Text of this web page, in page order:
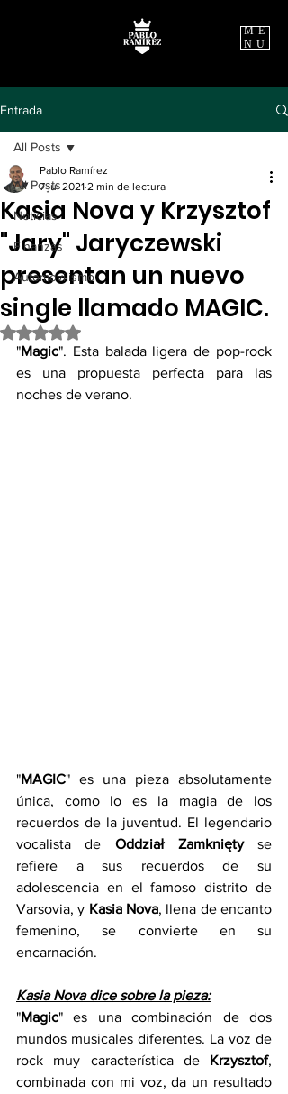
ME
NU
Entrada
All Posts
Noticias
Finanzas
Automovilismo
All Posts
Kasia Nova y Krzysztof
"Jary" Jaryczewski
presentan un nuevo
single llamado MAGIC.
Pablo Ramírez
7 jul 2021 2 min de lectura
Obtuvo NaN de 5 estrellas.
"Magic". Esta balada ligera de pop-rock
es una propuesta perfecta para las
noches de verano.
"MAGIC" es una pieza absolutamente
única, como lo es la magia de los
recuerdos de la juventud. El legendario
vocalista de Oddział Zamknięty se
refiere a sus recuerdos de su
adolescencia en el famoso distrito de
Varsovia, y Kasia Nova, llena de encanto
femenino, se convierte en su
encarnación.
Kasia Nova dice sobre la pieza:
"Magic" es una combinación de dos
mundos musicales diferentes. La voz de
rock muy característica de Krzysztof,
combinada con mi voz, da un resultado